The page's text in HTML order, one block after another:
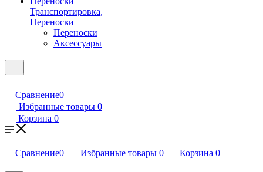
Транспортировка,
Переноски
Переноски
Аксессуары
Сравнение0
Избранные товары 0
Корзина 0
Сравнение0 Избранные товары 0 Корзина 0